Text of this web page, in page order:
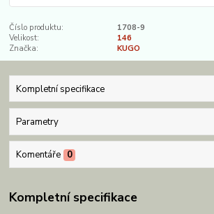
Číslo produktu:
1708-9
Velikost:
146
Značka:
KUGO
Kompletní specifikace
Parametry
Komentáře 0
Kompletní specifikace